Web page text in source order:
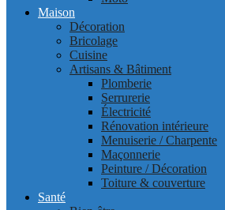
Maison
Décoration
Bricolage
Cuisine
Artisans & Bâtiment
Plomberie
Serrurerie
Électricité
Rénovation intérieure
Menuiserie / Charpente
Maçonnerie
Peinture / Décoration
Toiture & couverture
Santé